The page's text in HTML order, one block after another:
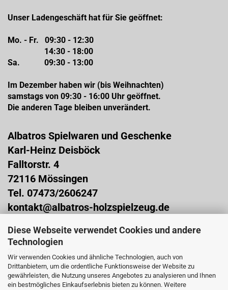
Diese Webseite verwendet Cookies und andere
Technologien
Wir verwenden Cookies und ähnliche Technologien, auch von
Drittanbietern, um die ordentliche Funktionsweise der Website zu
gewährleisten, die Nutzung unseres Angebotes zu analysieren und Ihnen
ein bestmögliches Einkaufserlebnis bieten zu können. Weitere
Unser Ladengeschäft hat für Sie geöffnet:
Mo. - Fr. 09:30 - 12:30
14:30 - 18:00
Sa. 09:30 - 13:00
Im Dezember haben wir (bis Weihnachten)
samstags von 09:30 - 16:00 Uhr geöffnet.
Die anderen Tage bleiben unverändert.
Albatros Spielwaren und Geschenke
Karl-Heinz Deisböck
Falltorstr. 4
72116 Mössingen
Tel. 07473/2606247
kontakt@albatros-holzspielzeug.de
ZAHLARTEN
Zahlarten:
Vorkasse
PayPal
Sofortüberweisung (über Klarna)